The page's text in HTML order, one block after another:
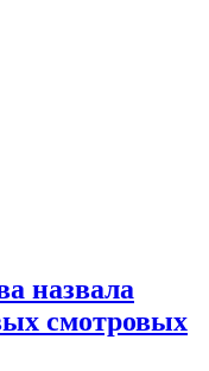
назвала
смотровых